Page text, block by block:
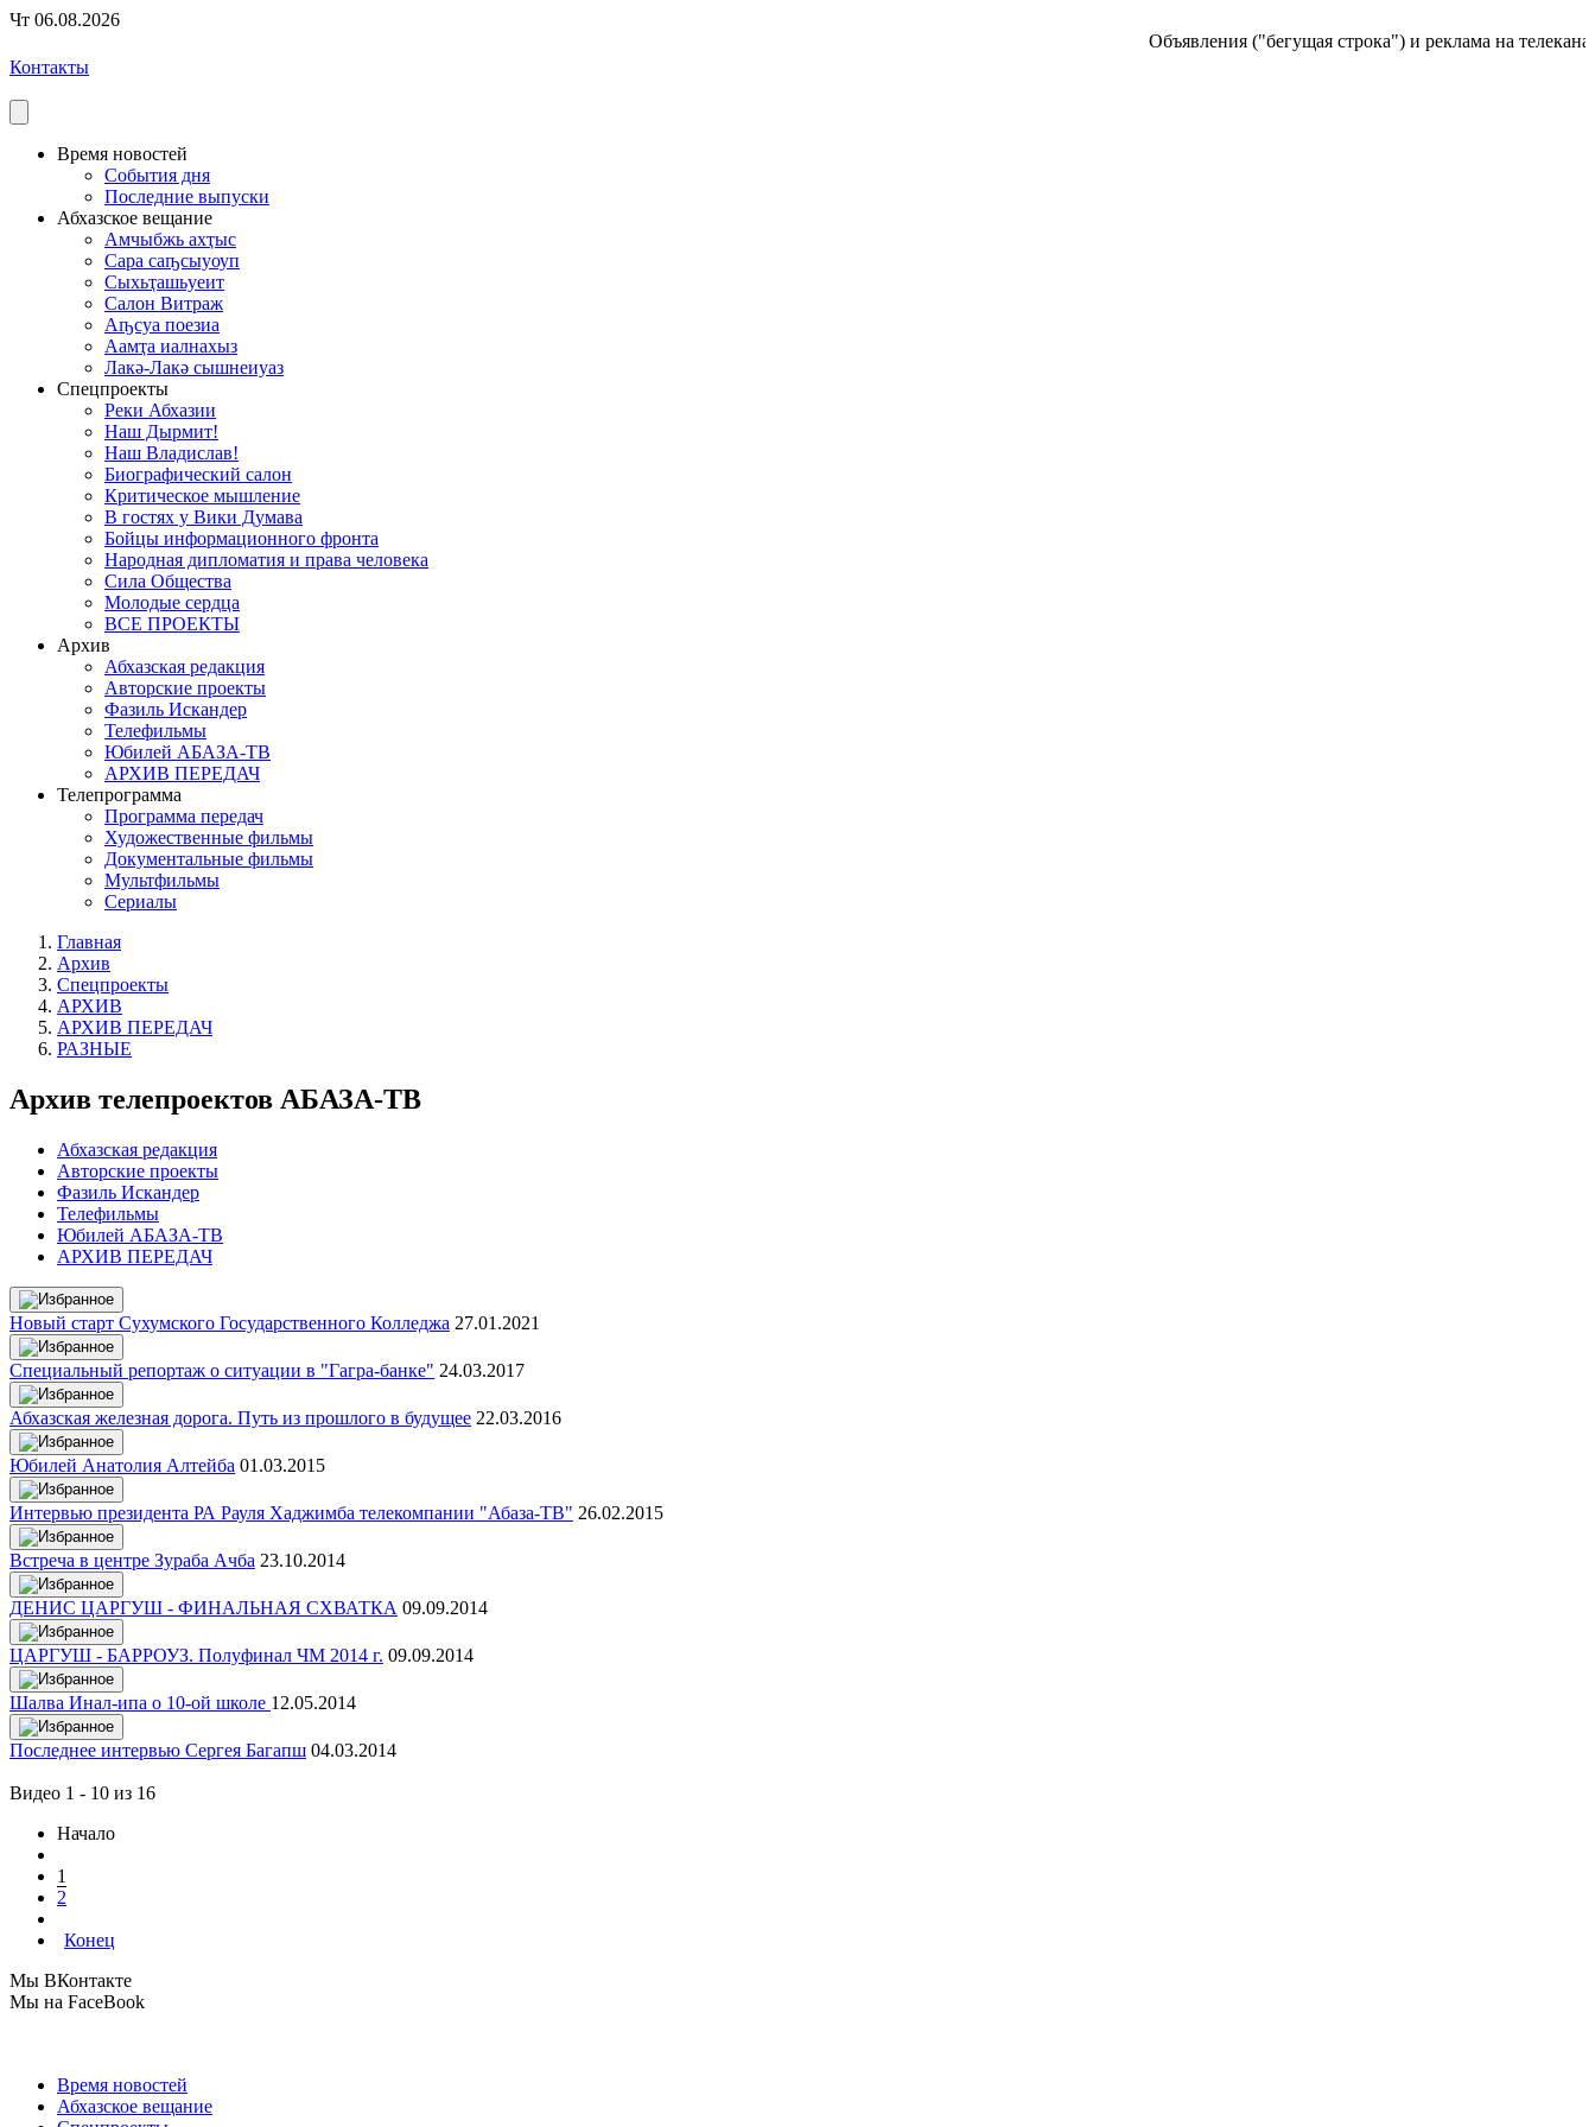
Чт 06.08.2026
Объявления ("бегущая строка") и реклама на
Контакты
Время новостей
События дня
Последние выпуски
Абхазское вещание
Амчыбжь ахҭыс
Сара саҧсыуоуп
Сыхьҭашьуеит
Салон Витраж
Аҧсуа поезиа
Аамҭа иалнахыз
Лакә-Лакә сышнеиуаз
Спецпроекты
Реки Абхазии
Наш Дырмит!
Наш Владислав!
Биографический салон
Критическое мышление
В гостях у Вики Думава
Бойцы информационного фронта
Народная дипломатия и права человека
Сила Общества
Молодые сердца
ВСЕ ПРОЕКТЫ
Архив
Абхазская редакция
Авторские проекты
Фазиль Искандер
Телефильмы
Юбилей АБАЗА-ТВ
АРХИВ ПЕРЕДАЧ
Телепрограмма
Программа передач
Художественные фильмы
Документальные фильмы
Мультфильмы
Сериалы
Главная
Архив
Спецпроекты
АРХИВ
АРХИВ ПЕРЕДАЧ
РАЗНЫЕ
Архив телепроектов АБАЗА-ТВ
Абхазская редакция
Авторские проекты
Фазиль Искандер
Телефильмы
Юбилей АБАЗА-ТВ
АРХИВ ПЕРЕДАЧ
Новый старт Сухумского Государственного Колледжа 27.01.2021
Специальный репортаж о ситуации в "Гагра-банке" 24.03.2017
Абхазская железная дорога. Путь из прошлого в будущее 22.03.2016
Юбилей Анатолия Алтейба 01.03.2015
Интервью президента РА Рауля Хаджимба телекомпании "Абаза-ТВ" 26.02.2015
Встреча в центре Зураба Ачба 23.10.2014
ДЕНИС ЦАРГУШ - ФИНАЛЬНАЯ СХВАТКА 09.09.2014
ЦАРГУШ - БАРРОУЗ. Полуфинал ЧМ 2014 г. 09.09.2014
Шалва Инал-ипа о 10-ой школе 12.05.2014
Последнее интервью Сергея Багапш 04.03.2014
Видео 1 - 10 из 16
Начало
1
2
Конец
Мы ВКонтакте
Мы на FaceBook
Время новостей
Абхазское вещание